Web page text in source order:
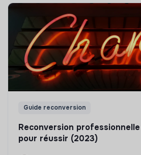
Guide reconversion
Reconversion
pour réussir (2023)